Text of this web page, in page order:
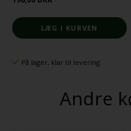
På lager, klar til levering
Andre